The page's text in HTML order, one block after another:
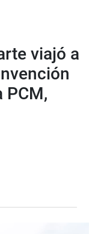
viajó a
PCM,